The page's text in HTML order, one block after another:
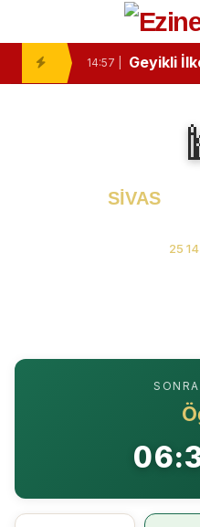
14:57 |
16:48 |
SİVAS